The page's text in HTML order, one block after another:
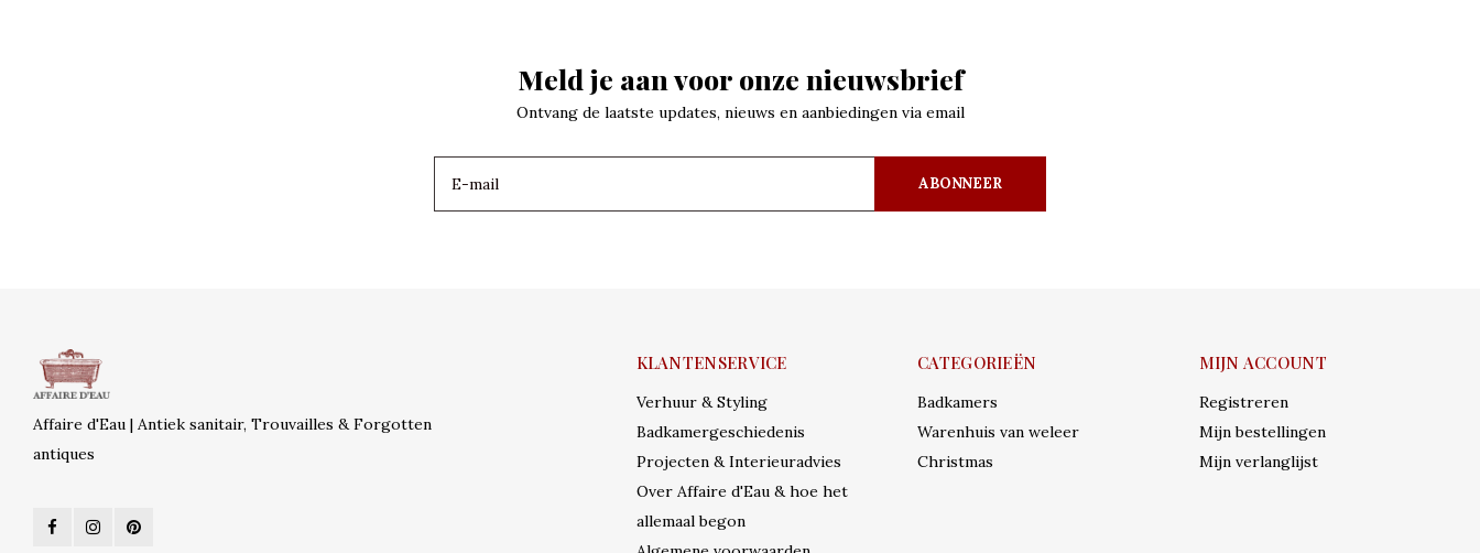
Meld je aan voor onze nieuwsbrief
Ontvang de laatste updates, nieuws en aanbiedingen via email
ABONNEER
Affaire d'Eau | Antiek sanitair, Trouvailles & Forgotten
antiques
KLANTENSERVICE
Verhuur & Styling
Badkamergeschiedenis
Projecten & Interieuradvies
Over Affaire d'Eau & hoe het
allemaal begon
CATEGORIEËN
Badkamers
Warenhuis van weleer
Christmas
MIJN ACCOUNT
Registreren
Mijn bestellingen
Mijn verlanglijst